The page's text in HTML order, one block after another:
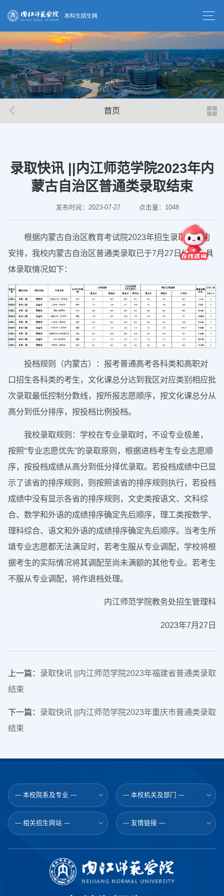
首页
录取快讯 ||内江师范学院2023年内
蒙古自治区普通类录取结束
发布时间：2023-07-27 点击量： 1048
根据内蒙古自治区教育考试院2023年招生录取工作的
安排，我校内蒙古自治区普通类录取已于7月27日结束。具
体录取情况如下：
投档规则（内蒙古）：报考普通高考各科类和高职对
口招生各科类的考生，文化课总分达到我区对应类别相应批
次录取最低控制分数线，按所报志愿顺序，按文化课总分从
高分到低分排序，按投档比例投档。
我校录取规则：学校在专业录取时，不设专业极差，
按照“专业志愿优先”的录取原则，根据进档考生专业志愿顺
序，按投档成绩从高分到低分择优录取。若投档成绩中已显
示了该省的排序规则，则按照该省的排序规则执行，若投档
成绩中没有显示各省的排序规则，文史类按语文、文科综
合、数学和外语的成绩排序确定先后顺序，理工类按数学、
理科综合、语文和外语的成绩排序确定先后顺序。当考生所
填专业志愿都无法满足时，若考生服从专业调配，学校将根
据考生的实际情况将其调配至尚未满额的其他专业。若考生
不服从专业调配，将作退档处理。
内江师范学院教务处招生管理科
2023年7月27日
上一篇： 录取快讯 ||内江师范学院2023年福建省普通类录取
结束
下一篇： 录取快讯 ||内江师范学院2023年重庆市普通类录取
结束
--- 本校院系及专业 --- --- 本校机关及部门 ---
--- 相关招生网站 --- --- 友情链接 ---